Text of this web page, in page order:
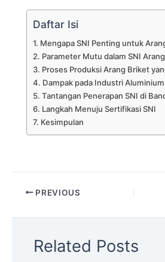
Daftar Isi
Mengapa SNI Penting untuk
Parameter Mutu dalam SNI
Proses Produksi Arang Briket
Dampak pada Industri
Tantangan Penerapan SNI di
Langkah Menuju Sertifikasi SNI
Kesimpulan
PREVIOUS
Related Posts